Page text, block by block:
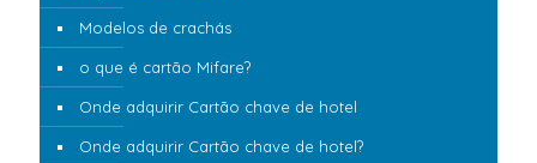
Modelos de crachás
o que é cartão Mifare?
Onde adquirir Cartão chave de hotel
Onde adquirir Cartão chave de hotel?